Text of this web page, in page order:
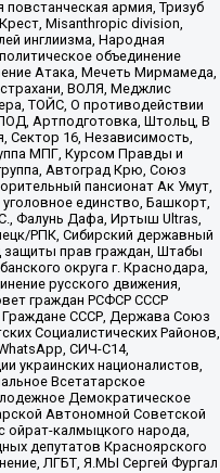
армия, Тризуб
Misanthropic division,
инглиизма, Народная
объединение
Атака, Мечеть Мирмамеда,
ВОЛЯ, Меджлис
ТОЙС, О противодействии
Артподготовка, Штольц, В
Сектор 16, Независимость,
МПГ, Курсом Правды и
Автоград Крю, Союз
пансионат Ак Умут,
уголовное единство, Башкорт,
Фалунь Дафа, Иртыш Ultras,
РПК, Сибирский державный
прав граждан, Штабы
округа г. Краснодара,
русского движения,
граждан РСФСР СССР
Граждане СССР, Держава Союз
Социалистических Районов,
СИЧ-С14,
украинских националистов,
Всетатарское
Демократическое
Автономной Советской
ойрат-калмыцкого народа,
депутатов Красноярского
ЛГБТ, Я.МЫ Сергей Фургал